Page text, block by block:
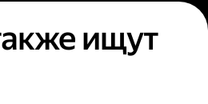
ищут